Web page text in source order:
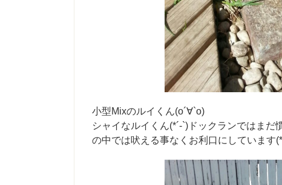
小型Mixのルイくん(о´∀`о)
シャイなルイくん(*´-`)ドックランではま
の中では吠える事なくお利口にしています